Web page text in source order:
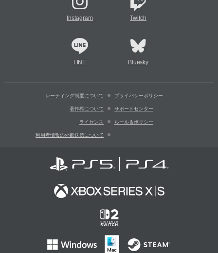
Instagram Twitch
LINE Bluesky
レーティング制度について プライバシーポリシー
著作権について サポートセンター
ライセンス ルール＆ポリシー
利用者情報の外部送信について